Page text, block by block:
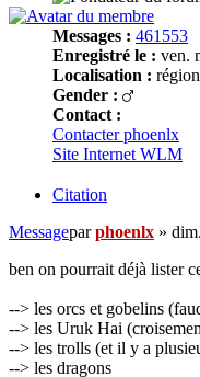
Messages : 461553
Enregistré le : ven.
Localisation :
Gender :
Contact :
Contacter phoenlx
Site Internet WLM
Citation
Messageparphoenlx »
ben on pourrait déjà lister
--> les orcs et gobelins
--> les Uruk Hai
--> les trolls (et il y a
--> les dragons